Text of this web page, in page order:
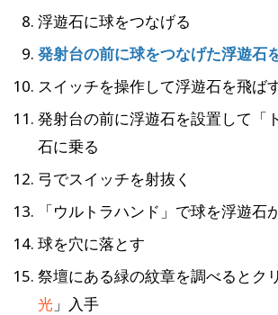
浮遊石に球をつなげる
発射台の前に球をつなげた浮遊石
スイッチを操作して浮遊石を飛ば
発射台の前に浮遊石を設置して「
石に乗る
弓でスイッチを射抜く
「ウルトラハンド」で球を浮遊石
球を穴に落とす
祭壇にある緑の紋章を調べるとク
光 」入手